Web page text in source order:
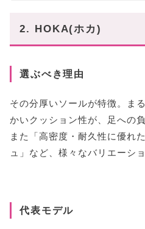
2. HOKA(ホカ)
選ぶべき理由
その分厚いソールが特徴。ま
かいクッション性が、足への
また「高密度・耐久性に優れ
ュ」など、様々なバリエーシ
代表モデル